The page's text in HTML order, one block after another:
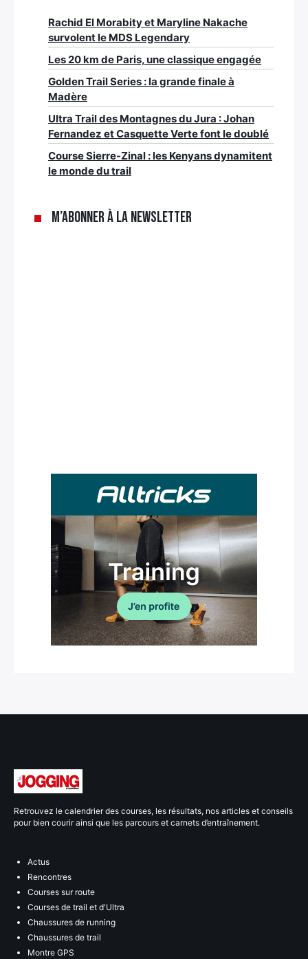
Rachid El Morabity et Maryline Nakache
survolent le MDS Legendary
Les 20 km de Paris, une classique engagée
Golden Trail Series : la grande finale à
Madère
Ultra Trail des Montagnes du Jura : Johan
Fernandez et Casquette Verte font le doublé
Course Sierre-Zinal : les Kenyans dynamitent
le monde du trail
M’abonner à la newsletter
Retrouvez le calendrier des courses, les résultats, nos articles et conseils
pour bien courir ainsi que les parcours et carnets d’entraînement.
Actus
Rencontres
Courses sur route
Courses de trail et d'Ultra
Chaussures de running
Chaussures de trail
Montre GPS